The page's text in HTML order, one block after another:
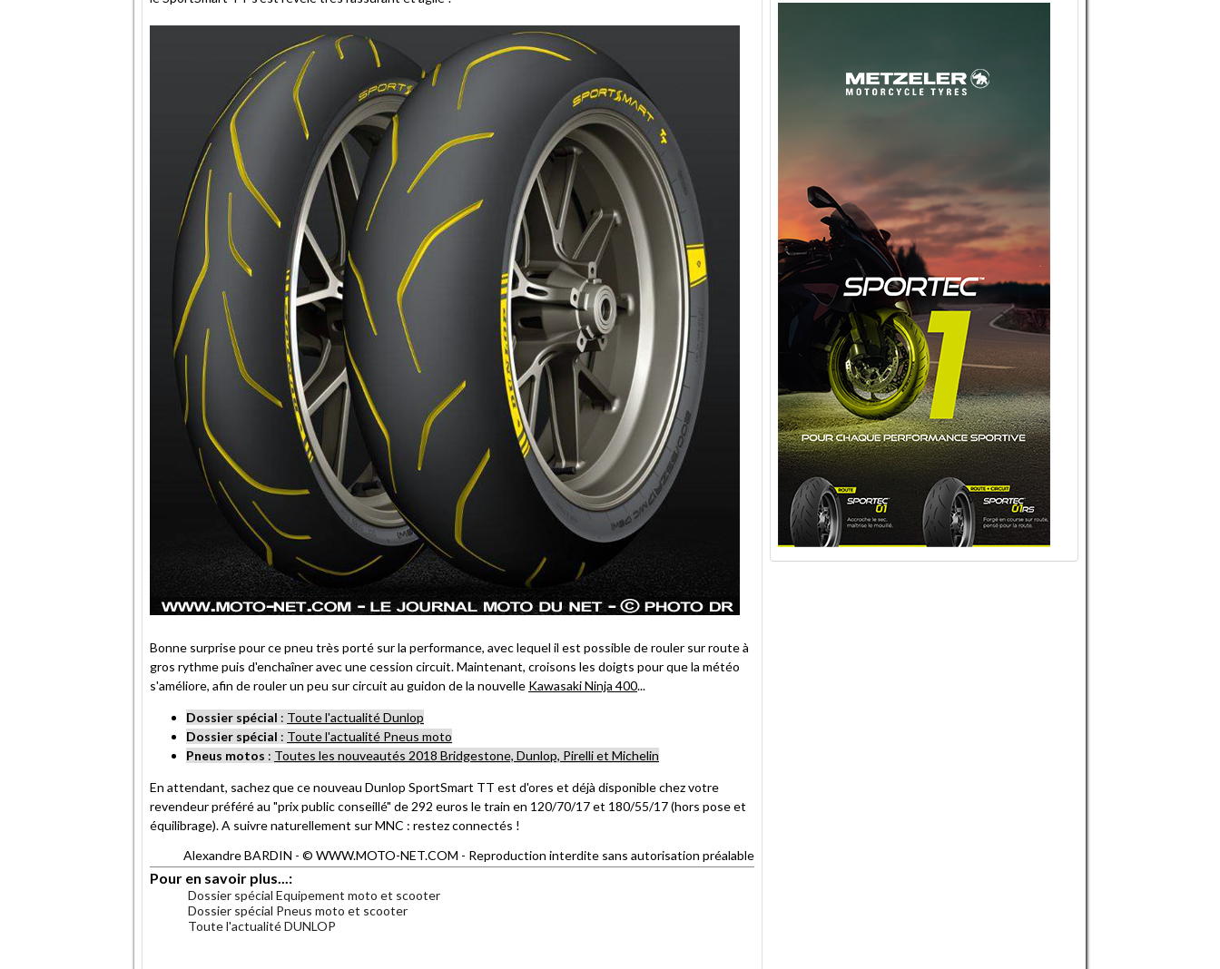
Bonne surprise pour ce pneu très porté sur la performance, avec lequel il est possible de rouler sur route à
gros rythme puis d'enchaîner avec une cession circuit. Maintenant, croisons les doigts pour que la météo
s'améliore, afin de rouler un peu sur circuit au guidon de la nouvelle Kawasaki Ninja 400...
Dossier spécial : Toute l'actualité Dunlop
Dossier spécial : Toute l'actualité Pneus moto
Pneus motos : Toutes les nouveautés 2018 Bridgestone, Dunlop, Pirelli et Michelin
En attendant, sachez que ce nouveau Dunlop SportSmart TT est d'ores et déjà disponible chez votre
revendeur préféré au "prix public conseillé" de 292 euros le train en 120/70/17 et 180/55/17 (hors pose et
équilibrage). A suivre naturellement sur MNC : restez connectés !
Alexandre BARDIN - © WWW.MOTO-NET.COM - Reproduction interdite sans autorisation préalable
Pour en savoir plus...:
Dossier spécial Equipement moto et scooter
Dossier spécial Pneus moto et scooter
Toute l'actualité DUNLOP